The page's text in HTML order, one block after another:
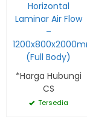
Horizontal
Laminar Air Flow
–
(Full Body)
*Harga Hubungi
CS
Tersedia